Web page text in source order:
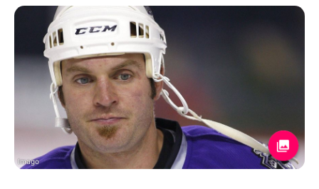
Royals
Stars
Filme & Serien
Lifestyle
Familie & Liebe
Promiflash Exklusiv
Imago